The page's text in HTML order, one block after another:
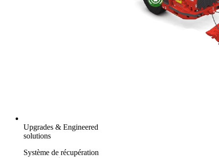
Upgrades & Engineered
solutions
Système de récupération